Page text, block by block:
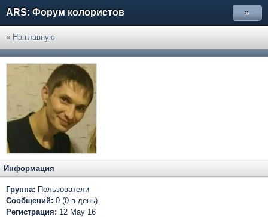
ARS: Форум колористов »
« На главную
Информация
Группа: Пользователи
Сообщений: 0 (0 в день)
Регистрация: 12 May 16